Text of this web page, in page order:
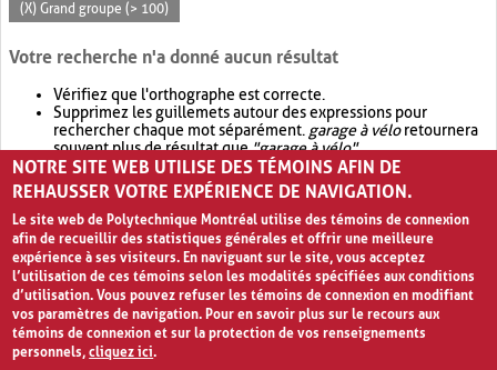
(X) Grand groupe (> 100)
Votre recherche n'a donné aucun résultat
Vérifiez que l'orthographe est correcte.
Supprimez les guillemets autour des expressions pour
rechercher chaque mot séparément. garage à véloretournera
souvent plus de résultat que"garage à vélo".
Envisagez d'élargir votre recherche avec OR.garage OR vélo
retournera souvent plus de résultat quegarage à vélo
NOTRE SITE WEB UTILISE DES TÉMOINS AFIN DE
REHAUSSER VOTRE EXPÉRIENCE DE NAVIGATION.
Le site web de Polytechnique Montréal utilise des témoins de connexion
afin de recueillir des statistiques générales et offrir une meilleure
expérience à ses visiteurs. En naviguant sur le site, vous acceptez
l’utilisation de ces témoins selon les modalités spécifiées aux conditions
d’utilisation. Vous pouvez refuser les témoins de connexion en modifiant
vos paramètres de navigation. Pour en savoir plus sur le recours aux
témoins de connexion et sur la protection de vos renseignements
personnels,cliquez ici.